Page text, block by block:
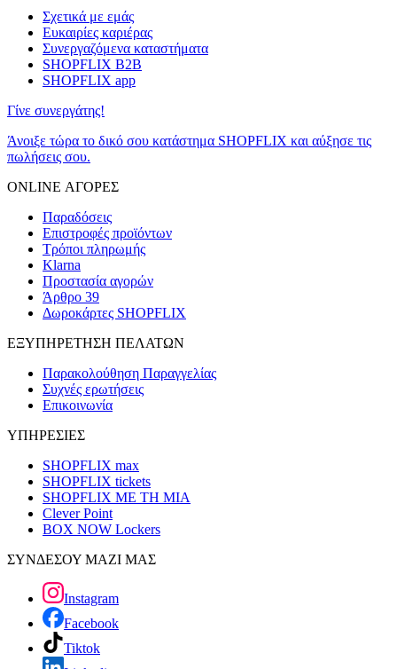
Σχετικά με εμάς
Ευκαιρίες καριέρας
Συνεργαζόμενα καταστήματα
SHOPFLIX B2B
SHOPFLIX app
Γίνε συνεργάτης!
Άνοιξε τώρα το δικό σου κατάστημα SHOPFLIX και αύξησε τις
πωλήσεις σου.
ONLINE ΑΓΟΡΕΣ
Παραδόσεις
Επιστροφές προϊόντων
Τρόποι πληρωμής
Klarna
Προστασία αγορών
Άρθρο 39
Δωροκάρτες SHOPFLIX
ΕΞΥΠΗΡΕΤΗΣΗ ΠΕΛΑΤΩΝ
Παρακολούθηση Παραγγελίας
Συχνές ερωτήσεις
Επικοινωνία
ΥΠΗΡΕΣΙΕΣ
SHOPFLIX max
SHOPFLIX tickets
SHOPFLIX ΜΕ ΤΗ ΜΙΑ
Clever Point
BOX NOW Lockers
ΣΥΝΔΕΣΟΥ ΜΑΖΙ ΜΑΣ
Instagram
Facebook
Tiktok